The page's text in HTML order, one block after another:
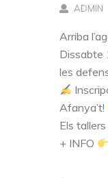
ADMIN
Arriba
Dissabte
les
Afanya’t!
Els
+ INFO